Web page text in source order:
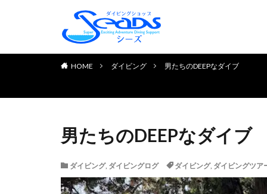
TOP PAGE
HOME ダイビング 男たちのDEEPなダイブ
男たちのDEEPなダイブ
ダイビング, ダイビングログ ダイビング, ダイビングツア